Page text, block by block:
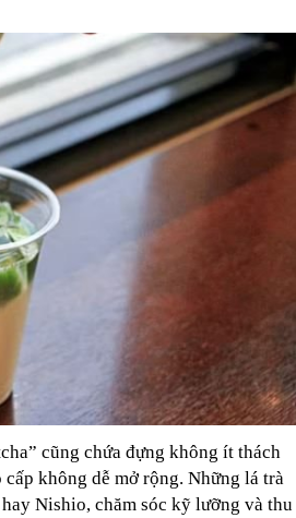
cũng chứa đựng không ít thách
không dễ mở rộng. Những lá trà
Nishio, chăm sóc kỹ lưỡng và thu